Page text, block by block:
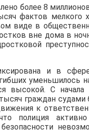
более 8
фактов мелкого
виде в
вне дома в
и в
уменьшилось
высокой. С
граждан
к
полиция